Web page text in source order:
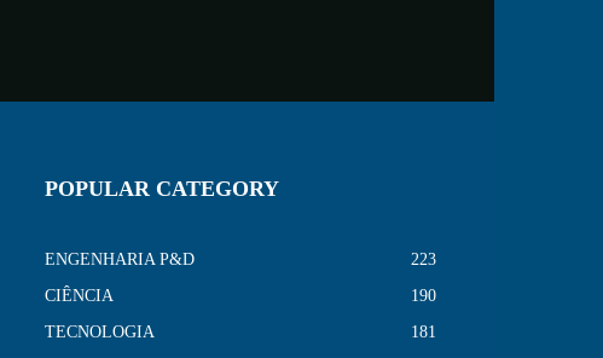
POPULAR CATEGORY
ENGENHARIA P&D
223
CIÊNCIA
190
TECNOLOGIA
181